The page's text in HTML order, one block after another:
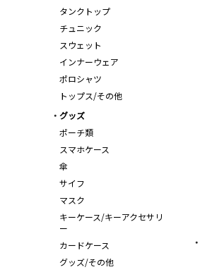
タンクトップ
チュニック
スウェット
インナーウェア
ポロシャツ
トップス/その他
グッズ
ポーチ類
スマホケース
傘
サイフ
マスク
キーケース/キーアクセサリ
ー
カードケース
グッズ/その他